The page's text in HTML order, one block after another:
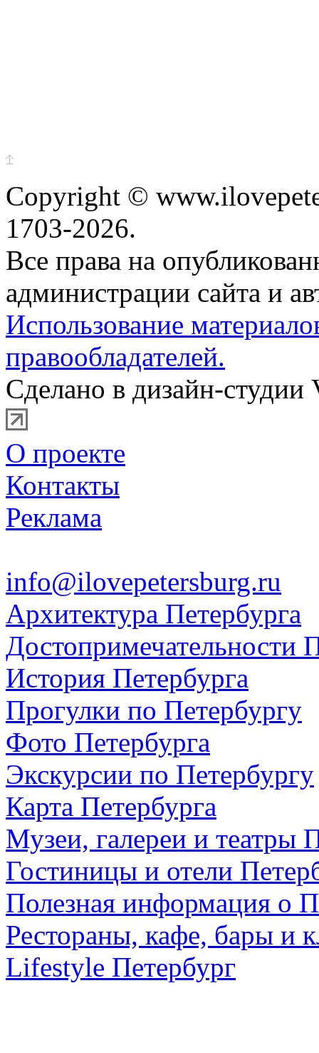
Copyright ©
1703-2026.
Все права на
администрации сайта и
Использование
правообладателей.
Сделано в дизайн-студии
О проекте
Контакты
Реклама
info@ilovepetersburg.ru
Архитектура Петербурга
Достопримечательности
История Петербурга
Прогулки по Петербургу
Фото Петербурга
Экскурсии по Петербургу
Карта Петербурга
Музеи, галереи и театры
Гостиницы и отели
Полезная информация о
Рестораны, кафе, бары и
Lifestyle Петербург